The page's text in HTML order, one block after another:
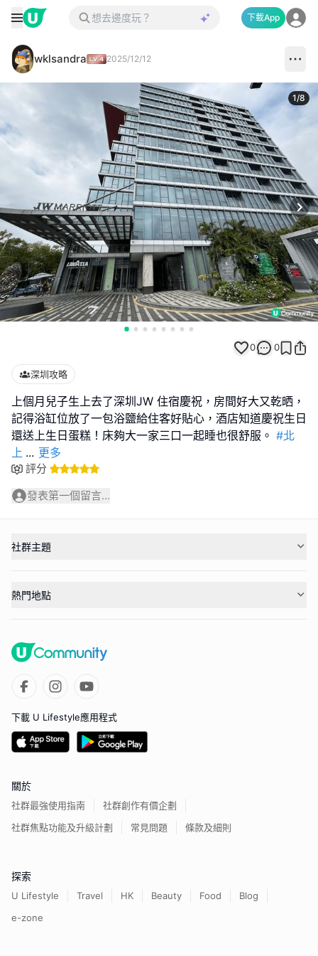
下載App
wklsandra 2025/12/12
1/8
0 0
深圳攻略
上個月兒子生上去了深圳JW 住宿慶祝，房間好大又乾晒，
記得浴缸位放了一包浴鹽給住客好貼心，酒店知道慶祝生日
還送上生日蛋糕！床夠大一家三口一起睡也很舒服。 #北
上 ... 更多
評分
發表第一個留言...
社群主題
熱門地點
下載 U Lifestyle應用程式
關於
社群最強使用指南
社群創作有價企劃
社群焦點功能及升級計劃
常見問題 條款及細則
探索
U Lifestyle Travel HK Beauty Food
Blog
e-zone